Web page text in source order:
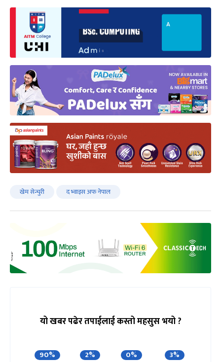
खेम सेन्चुरी द भ्वाइस अफ नेपाल
यो खबर पढेर तपाईलाई कस्तो महसुस भयो ?
90% 2% 0% 3%